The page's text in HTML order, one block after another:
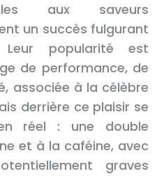
aux saveurs
un succès fulgurant
popularité est
de performance, de
associée à la célèbre
derrière ce plaisir se
réel : une double
et à la caféine, avec
graves